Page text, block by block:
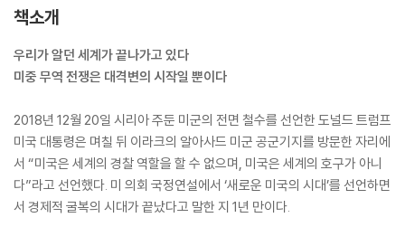
책소개
우리가 알던 세계가 끝나가고 있다
미중 무역 전쟁은 대격변의 시작일 뿐이다
2018년 12월 20일 시리아 주둔 미군의 전면 철수를 선언한 도널드 트럼프
미국 대통령은 며칠 뒤 이라크의 알아사드 미군 공군기지를 방문한 자리에
서 “미국은 세계의 경찰 역할을 할 수 없으며, 미국은 세계의 호구가 아니
다”라고 선언했다. 미 의회 국정연설에서 ‘새로운 미국의 시대’를 선언하면
서 경제적 굴복의 시대가 끝났다고 말한 지 1년 만이다.